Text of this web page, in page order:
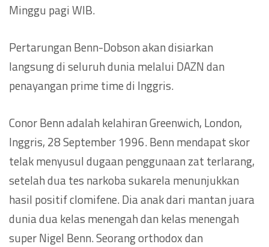
Minggu pagi WIB.
Pertarungan Benn-Dobson akan disiarkan
langsung di seluruh dunia melalui DAZN dan
penayangan prime time di Inggris.
Conor Benn adalah kelahiran Greenwich, London,
Inggris, 28 September 1996. Benn mendapat skor
telak menyusul dugaan penggunaan zat terlarang,
setelah dua tes narkoba sukarela menunjukkan
hasil positif clomifene. Dia anak dari mantan juara
dunia dua kelas menengah dan kelas menengah
super Nigel Benn. Seorang orthodox dan